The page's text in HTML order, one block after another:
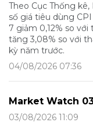
Theo Cục Thống kê,
số giá tiêu dùng
7 giảm 0,12% so với
tăng 3,08% so với
kỳ năm trước.
04/08/2026 07:36
Market Watch
03/08/2026 11:09